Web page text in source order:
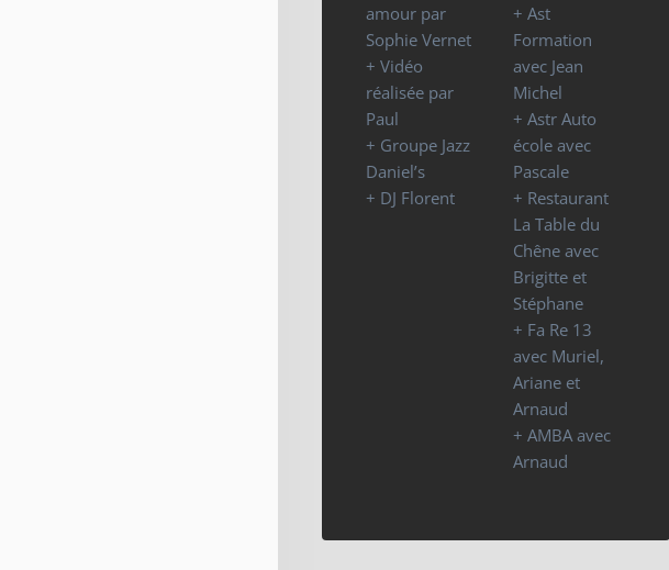
amour par
Sophie Vernet
+ Vidéo
réalisée par
Paul
+ Groupe Jazz
Daniel’s
+ DJ Florent
+ Ast
Formation
avec Jean
Michel
+ Astr Auto
école avec
Pascale
+ Restaurant
La Table du
Chêne avec
Brigitte et
Stéphane
+ Fa Re 13
avec Muriel,
Ariane et
Arnaud
+ AMBA avec
Arnaud